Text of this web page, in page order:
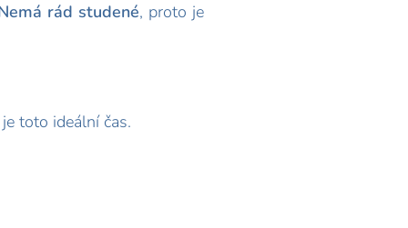
rád studené, proto je
toto ideální čas.